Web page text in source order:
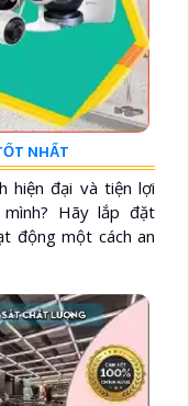
NHẤT
hiện đại và tiện lợi
Hãy lắp đặt
động một cách an